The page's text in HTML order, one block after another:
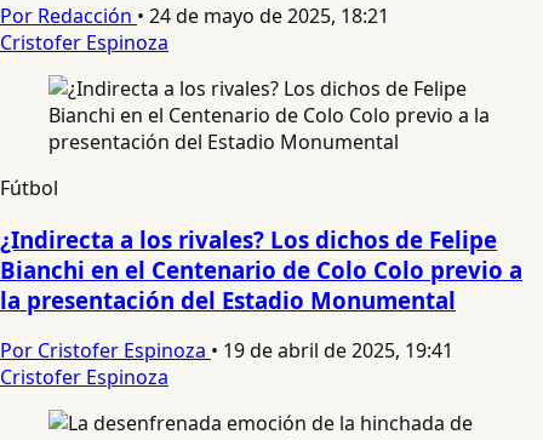
Por Redacción • 24 de mayo de 2025, 18:21
Cristofer Espinoza
Fútbol
¿Indirecta a los rivales? Los dichos de Felipe
Bianchi en el Centenario de Colo Colo previo a
la presentación del Estadio Monumental
Por Cristofer Espinoza • 19 de abril de 2025, 19:41
Cristofer Espinoza